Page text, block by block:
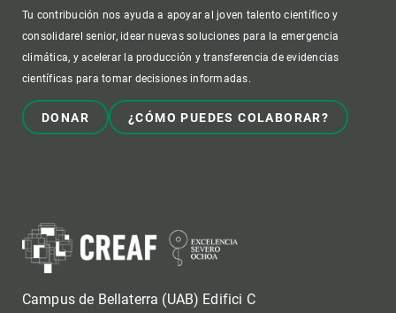
Tu contribución nos ayuda a apoyar al joven talento científico y
consolidarel senior, idear nuevas soluciones para la emergencia
climática, y acelerar la producción y transferencia de evidencias
científicas para tomar decisiones informadas.
DONAR ¿CÓMO PUEDES COLABORAR?
Campus de Bellaterra (UAB) Edifici C